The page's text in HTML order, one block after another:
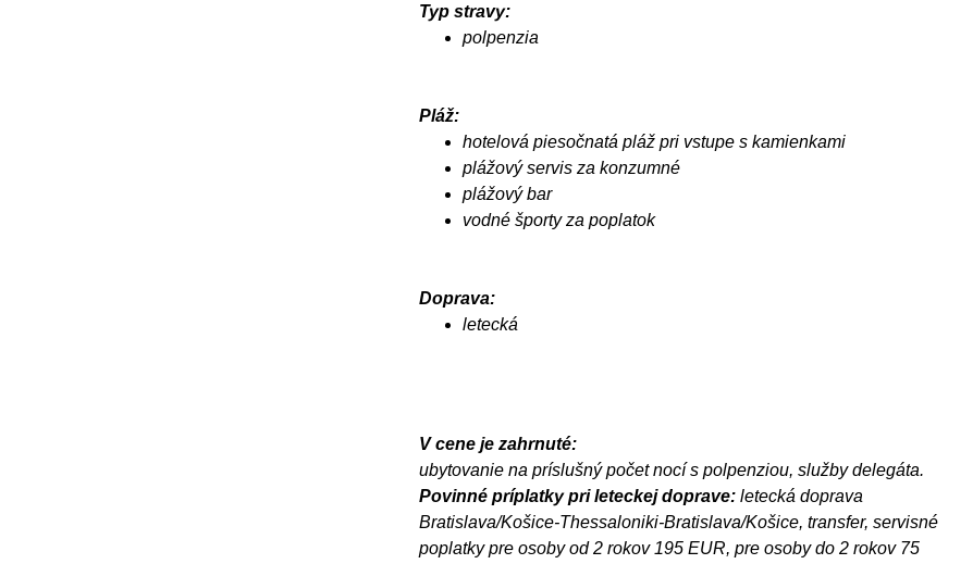
Typ stravy:
polpenzia
Pláž:
hotelová piesočnatá pláž pri vstupe s kamienkami
plážový servis za konzumné
plážový bar
vodné športy za poplatok
Doprava:
letecká
V cene je zahrnuté:
ubytovanie na príslušný počet nocí s polpenziou, služby delegáta.
Povinné príplatky pri leteckej doprave:letecká doprava
Bratislava/Košice-Thessaloniki-Bratislava/Košice, transfer, servisné
poplatky pre osoby od 2 rokov 195 EUR, pre osoby do 2 rokov 75